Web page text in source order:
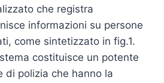
che registra
informazioni su persone
come sintetizzato in fig.1.
costituisce un potente
di polizia che hanno la